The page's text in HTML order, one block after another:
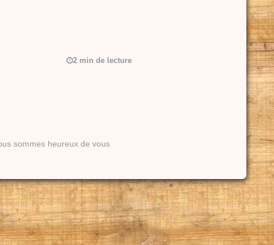
2 min de lecture
sommes heureux de vous